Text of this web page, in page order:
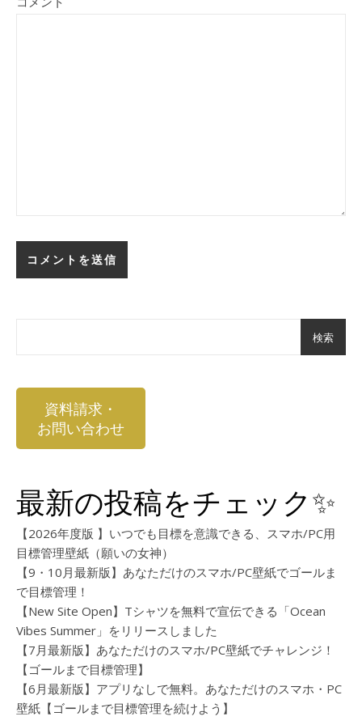
検索
資料請求・
お問い合わせ
最新の投稿をチェック✨️
【2026年度版 】いつでも目標を意識できる、スマホ/PC用
目標管理壁紙（願いの女神）
【9・10月最新版】あなただけのスマホ/PC壁紙でゴールま
で目標管理！
【New Site Open】Tシャツを無料で宣伝できる「Ocean
Vibes Summer」をリリースしました
【7月最新版】あなただけのスマホ/PC壁紙でチャレンジ！
【ゴールまで目標管理】
【6月最新版】アプリなしで無料。あなただけのスマホ・PC
壁紙【ゴールまで目標管理を続けよう】